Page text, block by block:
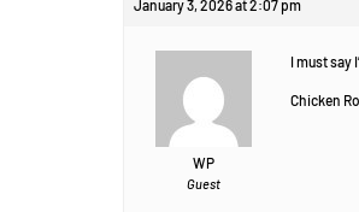
January 3, 2026 at 2:07 pm
WP
Guest
I must say
Chicken